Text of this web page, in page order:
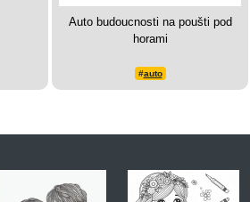
Auto budoucnosti na poušti pod
horami
#auto